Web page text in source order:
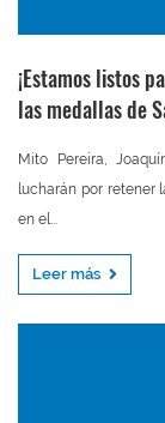
¡Estamos listos
las medallas de
Mito Pereira,
lucharán por retener
en el...
Leer más